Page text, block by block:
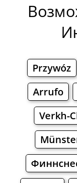
Przywóz
Arrufo
Verkh-